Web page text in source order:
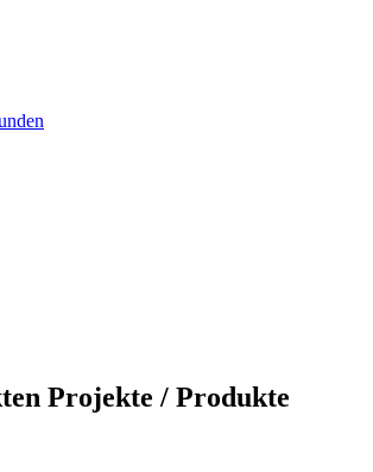
Projekte / Produkte